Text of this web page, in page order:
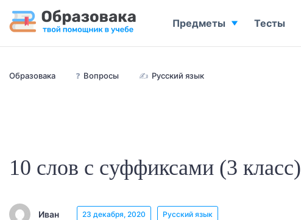
Образовака ❓ Вопросы ✍ Русский язык
10 слов с суффиксами (3 класс)
Иван 23 декабря, 2020 Русский язык
Предметы Тесты